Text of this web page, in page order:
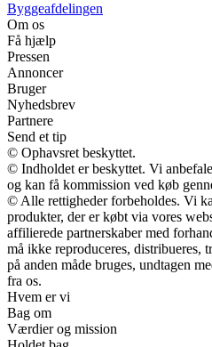
Byggeafdelingen
Om os
Få hjælp
Pressen
Annoncer
Bruger
Nyhedsbrev
Partnere
Send et tip
© Ophavsret beskyttet.
© Indholdet er beskyttet. Vi
og kan få kommission ved køb
© Alle rettigheder forbeholdes. Vi
produkter, der er købt via vores
affilierede partnerskaber med
må ikke reproduceres, distribueres,
på anden måde bruges, undtagen
fra os.
Hvem er vi
Bag om
Værdier og mission